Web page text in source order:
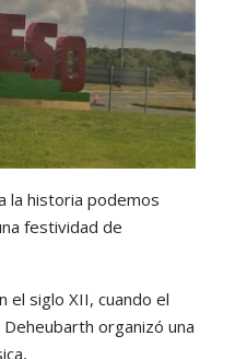
la historia podemos
festividad de
el siglo XII, cuando el
organizó una